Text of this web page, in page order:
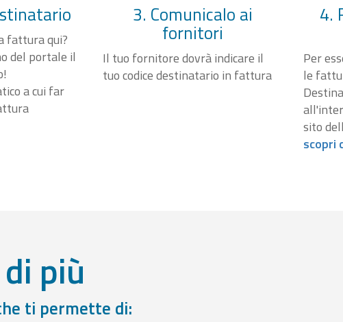
fattura qui?
del portale il
a cui far
3. Comunicalo ai
fornitori
Il tuo fornitore dovrà indicare il
tuo codice destinatario in fattura
4.
Per
le
sito
scopri
più
ti permette di: